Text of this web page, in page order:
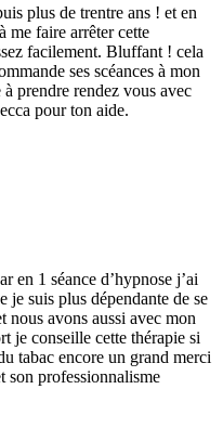
plus de trentre ans ! et en
me faire arrêter cette
facilement. Bluffant ! cela
ses scéances à mon
prendre rendez vous avec
pour ton aide.
en 1 séance d’hypnose j’ai
je suis plus dépendante de se
avons aussi avec mon
je conseille cette thérapie si
tabac encore un grand merci
son professionnalisme